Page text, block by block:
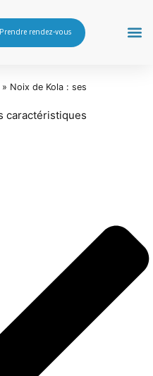
Prendre rendez-vous
» Noix de Kola : ses